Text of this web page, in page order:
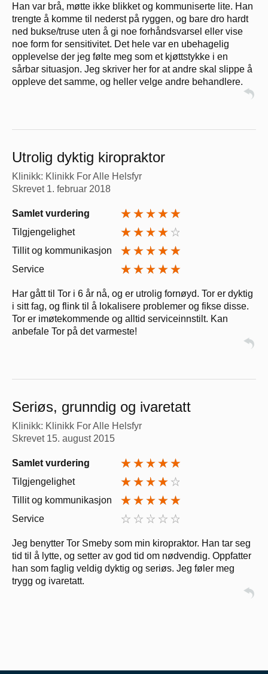
Han var brå, møtte ikke blikket og kommuniserte lite. Han
trengte å komme til nederst på ryggen, og bare dro hardt
ned bukse/truse uten å gi noe forhåndsvarsel eller vise
noe form for sensitivitet. Det hele var en ubehagelig
opplevelse der jeg følte meg som et kjøttstykke i en
sårbar situasjon. Jeg skriver her for at andre skal slippe å
oppleve det samme, og heller velge andre behandlere.
Utrolig dyktig kiropraktor
Klinikk: Klinikk For Alle Helsfyr
Skrevet 1. februar 2018
Samlet vurdering
Tilgjengelighet
Tillit og kommunikasjon
Service
Har gått til Tor i 6 år nå, og er utrolig fornøyd. Tor er dyktig
i sitt fag, og flink til å lokalisere problemer og fikse disse.
Tor er imøtekommende og alltid serviceinnstilt. Kan
anbefale Tor på det varmeste!
Seriøs, grunndig og ivaretatt
Klinikk: Klinikk For Alle Helsfyr
Skrevet 15. august 2015
Samlet vurdering
Tilgjengelighet
Tillit og kommunikasjon
Service
Jeg benytter Tor Smeby som min kiropraktor. Han tar seg
tid til å lytte, og setter av god tid om nødvendig. Oppfatter
han som faglig veldig dyktig og seriøs. Jeg føler meg
trygg og ivaretatt.